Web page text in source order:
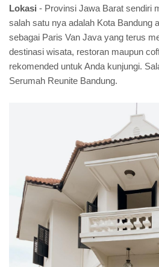
Lokasi - Provinsi Jawa Barat sendiri
salah satu nya adalah Kota Bandung
sebagai Paris Van Java yang terus
destinasi wisata, restoran maupun
rekomended untuk Anda kunjungi.
Serumah Reunite Bandung.